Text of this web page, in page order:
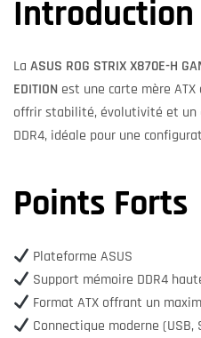
Introduction
La ASUS ROG STRIX X870E-H
EDITION est une carte mère ATX
offrir stabilité, évolutivité et un
DDR4, idéale pour une
Points Forts
Plateforme ASUS
Support mémoire DDR4
Format ATX offrant un
Connectique moderne (USB,